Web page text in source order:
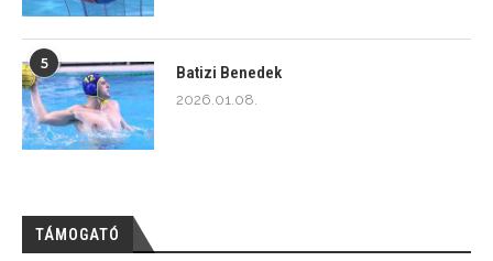
5
Batizi Benedek
2026.01.08.
TÁMOGATÓ